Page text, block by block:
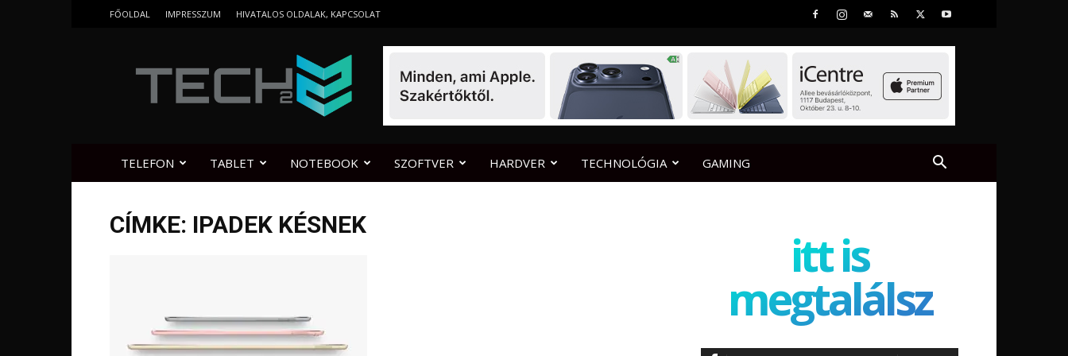
FŐOLDAL IMPRESSZUM HIVATALOS OLDALAK, KAPCSOLAT
TELEFON TABLET NOTEBOOK SZOFTVER HARDVER TECHNOLÓGIA GAMING
CÍMKE: IPADEK KÉSNEK
itt is
megtalálsz